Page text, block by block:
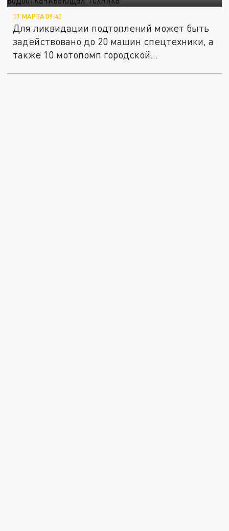
17 МАРТА 09:40
Для ликвидации подтоплений может быть
задействовано до 20 машин спецтехники, а
также 10 мотопомп городской...